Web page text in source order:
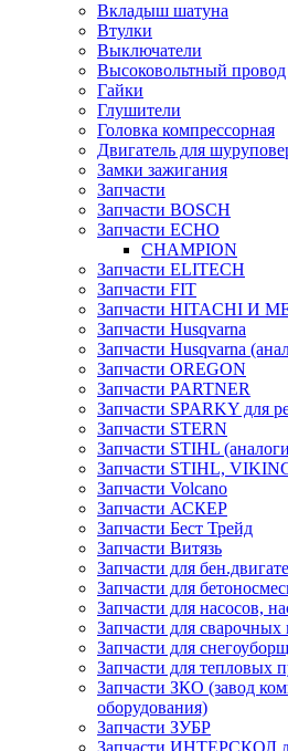
Вкладыш шатуна
Втулки
Выключатели
Высоковольтный провод
Гайки
Глушители
Головка компрессорная
Двигатель для
Замки зажигания
Запчасти
Запчасти BOSCH
Запчасти ECHO
CHAMPION
Запчасти ELITECH
Запчасти FIT
Запчасти HITACHI И
Запчасти Husqvarna
Запчасти Husqvarna
Запчасти OREGON
Запчасти PARTNER
Запчасти SPARKY для
Запчасти STERN
Запчасти STIHL
Запчасти STIHL,
Запчасти Volcano
Запчасти АСКЕР
Запчасти Бест Трейд
Запчасти Витязь
Запчасти для
Запчасти для
Запчасти для насосов,
Запчасти для сварочных
Запчасти для
Запчасти для тепловых
Запчасти ЗКО (завод
оборудования)
Запчасти ЗУБР
Запчасти ИНТЕРСКОЛ